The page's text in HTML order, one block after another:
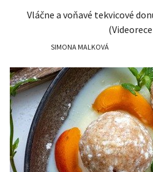
Vláčne a voňavé tekvicové
SIMONA MALKOVÁ